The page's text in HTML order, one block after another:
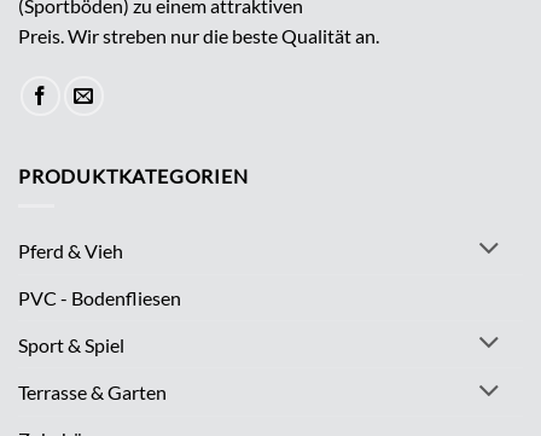
(Sportböden) zu einem attraktiven
Preis. Wir streben nur die beste Qualität an.
PRODUKTKATEGORIEN
Pferd & Vieh
PVC - Bodenfliesen
Sport & Spiel
Terrasse & Garten